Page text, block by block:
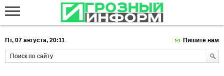
Пт, 07 августа, 20:11 Пишите нам